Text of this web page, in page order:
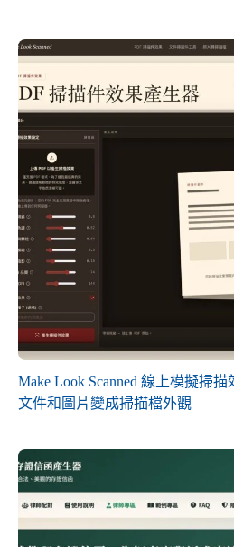
Make Look Scanned 線上模擬掃描
文件和圖片變成掃描檔外觀